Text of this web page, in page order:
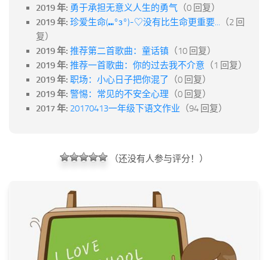
2019 年: 勇于承担无意义人生的勇气 （0 回复）
2019 年: 珍爱生命(⑉°з°)-♡没有比生命更重要... （2 回
复）
2019 年: 推荐第二首歌曲：童话镇 （10 回复）
2019 年: 推荐一首歌曲：你的过去我不介意 （1 回复）
2019 年: 职场：小心日子把你混了
（0 回复）
2019 年: 警惕：常见的不安全心理 （0 回复）
2017 年: 20170413一年级下语文作业 （94 回复）
（还没有人参与评分！）